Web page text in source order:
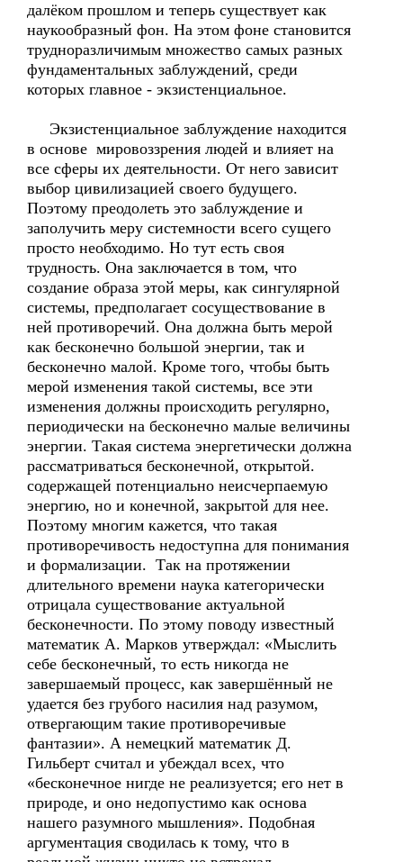
далёком прошлом и теперь существует как
наукообразный фон. На этом фоне становится
трудноразличимым множество самых разных
фундаментальных заблуждений, среди
которых главное - экзистенциальное.
Экзистенциальное заблуждение находится
в основе мировоззрения людей и влияет на
все сферы их деятельности. От него зависит
выбор цивилизацией своего будущего.
Поэтому преодолеть это заблуждение и
заполучить меру системности всего сущего
просто необходимо. Но тут есть своя
трудность. Она заключается в том, что
создание образа этой меры, как сингулярной
системы, предполагает сосуществование в
ней противоречий. Она должна быть мерой
как бесконечно большой энергии, так и
бесконечно малой. Кроме того, чтобы быть
мерой изменения такой системы, все эти
изменения должны происходить регулярно,
периодически на бесконечно малые величины
энергии. Такая система энергетически должна
рассматриваться бесконечной, открытой.
содержащей потенциально неисчерпаемую
энергию, но и конечной, закрытой для нее.
Поэтому многим кажется, что такая
противоречивость недоступна для понимания
и формализации. Так на протяжении
длительного времени наука категорически
отрицала существование актуальной
бесконечности. По этому поводу известный
математик А. Марков утверждал: «Мыслить
себе бесконечный, то есть никогда не
завершаемый процесс, как завершённый не
удается без грубого насилия над разумом,
отвергающим такие противоречивые
фантазии». А немецкий математик Д.
Гильберт считал и убеждал всех, что
«бесконечное нигде не реализуется; его нет в
природе, и оно недопустимо как основа
нашего разумного мышления». Подобная
аргументация сводилась к тому, что в